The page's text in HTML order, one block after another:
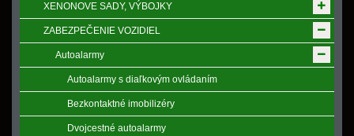
XENONOVE SADY, VÝBOJKY
ZABEZPEČENIE VOZIDIEL
Autoalarmy
Autoalarmy s diaľkovým ovládaním
Bezkontaktné imobilizéry
Dvojcestné autoalarmy